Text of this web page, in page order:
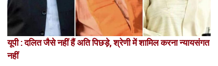
यूपी : दलित जैसे नहीं हैं अति पिछड़े, श्रेणी में शामिल करना न्यायसंगत
नहीं